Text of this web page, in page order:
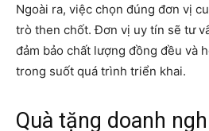
Ngoài ra, việc chọn đúng đơn vị
trò then chốt. Đơn vị uy tín sẽ tư
đảm bảo chất lượng đồng đều và
trong suốt quá trình triển khai.
Quà tặng doanh